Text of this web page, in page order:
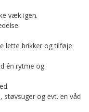
væk igen.
lette brikker og tilføje
én rytme og
støvsuger og evt. en våd